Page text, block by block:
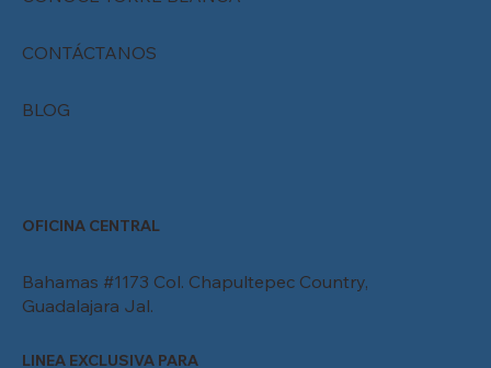
CONTÁCTANOS
BLOG
OFICINA CENTRAL
Bahamas #1173 Col. Chapultepec Country,
Guadalajara Jal.
LINEA EXCLUSIVA PARA